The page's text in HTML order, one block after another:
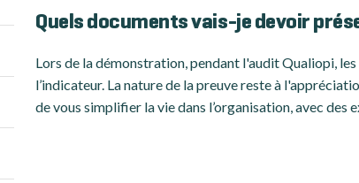
Quels documents vais-je devoir
Lors de la démonstration, pendant l'audit Qualiopi,
l’indicateur. La nature de la preuve reste à
de vous simplifier la vie dans l’organisation, avec des